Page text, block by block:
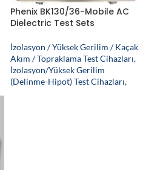
Phenix BK130/36-Mobile AC
Dielectric Test Sets
İzolasyon / Yüksek Gerilim / Kaçak
Akım / Topraklama Test Cihazları,
İzolasyon/Yüksek Gerilim
(Delinme-Hipot) Test Cihazları,